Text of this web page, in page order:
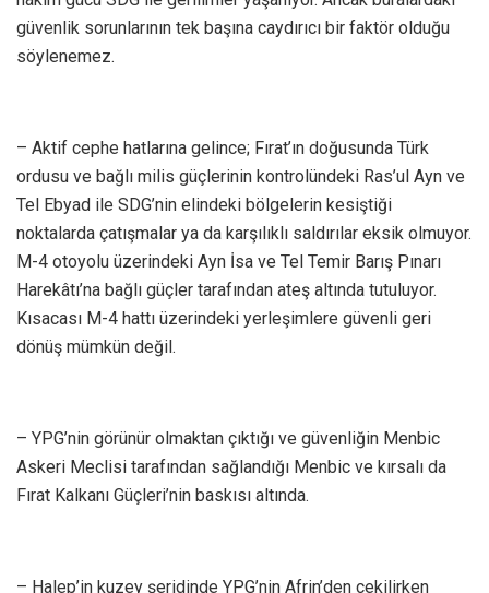
güvenlik sorunlarının tek başına caydırıcı bir faktör olduğu
söylenemez.
– Aktif cephe hatlarına gelince; Fırat’ın doğusunda Türk
ordusu ve bağlı milis güçlerinin kontrolündeki Ras’ul Ayn ve
Tel Ebyad ile SDG’nin elindeki bölgelerin kesiştiği
noktalarda çatışmalar ya da karşılıklı saldırılar eksik olmuyor.
M-4 otoyolu üzerindeki Ayn İsa ve Tel Temir Barış Pınarı
Harekâtı’na bağlı güçler tarafından ateş altında tutuluyor.
Kısacası M-4 hattı üzerindeki yerleşimlere güvenli geri
dönüş mümkün değil.
– YPG’nin görünür olmaktan çıktığı ve güvenliğin Menbic
Askeri Meclisi tarafından sağlandığı Menbic ve kırsalı da
Fırat Kalkanı Güçleri’nin baskısı altında.
– Halep’in kuzey şeridinde YPG’nin Afrin’den çekilirken